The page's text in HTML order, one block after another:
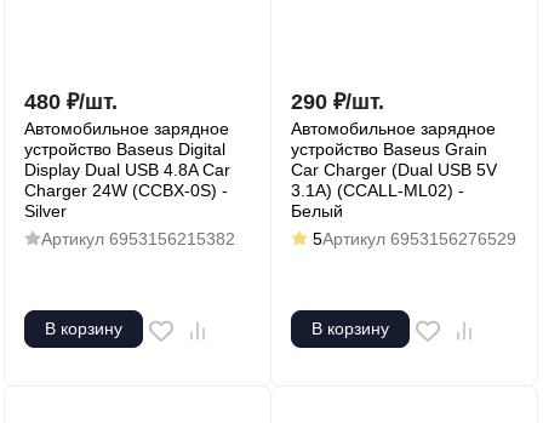
480 ₽/шт.
Автомобильное зарядное
устройство Baseus Digital
Display Dual USB 4.8A Car
Charger 24W (CCBX-0S) -
Silver
Артикул 6953156215382
В корзину
290 ₽/шт.
Автомобильное зарядное
устройство Baseus Grain
Car Charger (Dual USB 5V
3.1A) (CCALL-ML02) -
Белый
5Артикул 6953156276529
В корзину